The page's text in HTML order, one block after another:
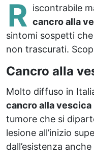
R iscontrabile
cancro alla
sintomi sospetti
non trascurati.
Cancro alla
Molto diffuso in
cancro alla vescica
tumore che si
lesione all’inizio
dall’esistenza